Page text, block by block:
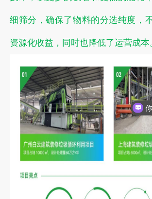
细筛分，确保了物料的分选纯度，
资源化收益，同时也降低了运营成本